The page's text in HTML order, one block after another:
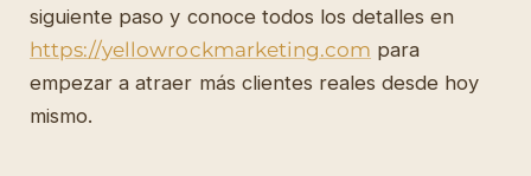
siguiente paso y conoce todos los detalles en
https://yellowrockmarketing.com para
empezar a atraer más clientes reales desde hoy
mismo.